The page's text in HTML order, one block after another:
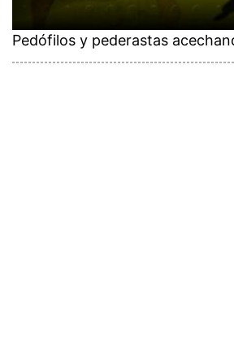
Pedófilos y pederastas